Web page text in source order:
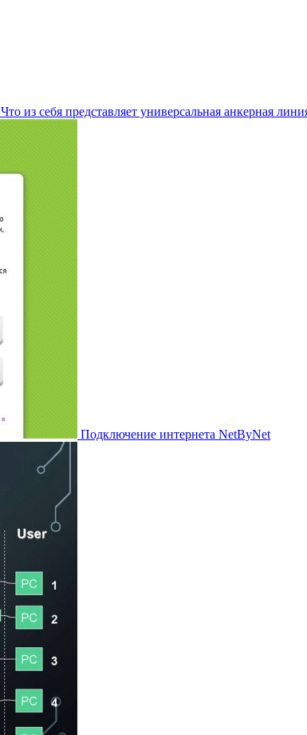
Что из себя представляет универсальная анкерная
Подключение интернета NetByNet